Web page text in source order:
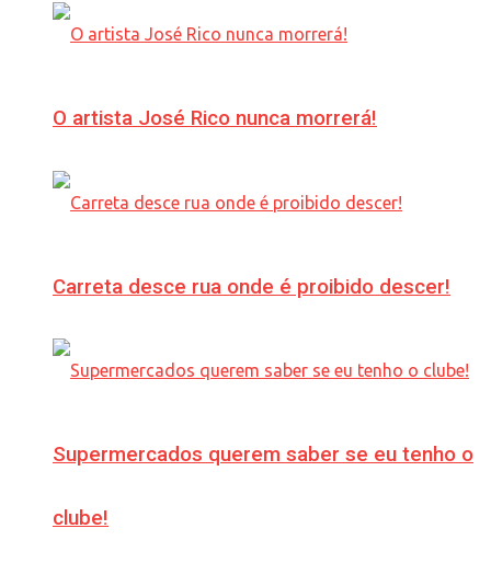
O artista José Rico nunca morrerá!
Carreta desce rua onde é proibido descer!
Supermercados querem saber se eu tenho o
clube!